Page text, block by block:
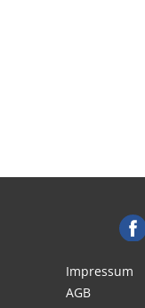
Impressum
AGB